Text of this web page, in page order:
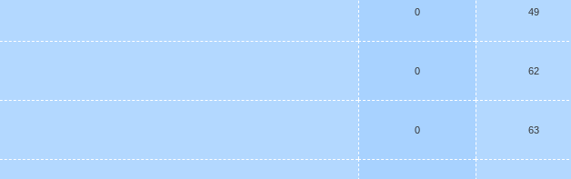
0
49
0
62
0
63